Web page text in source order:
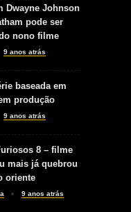
Dwayne Johnson
pode ser
nono filme
9 anos atrás
baseada em
produção
9 anos atrás
8 – filme
mais já quebrou
oriente
9 anos atrás